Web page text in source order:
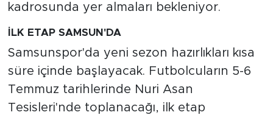
kadrosunda yer almaları bekleniyor.
İLK ETAP SAMSUN'DA
Samsunspor'da yeni sezon hazırlıkları kısa
süre içinde başlayacak. Futbolcuların 5-6
Temmuz tarihlerinde Nuri Asan
Tesisleri'nde toplanacağı, ilk etap